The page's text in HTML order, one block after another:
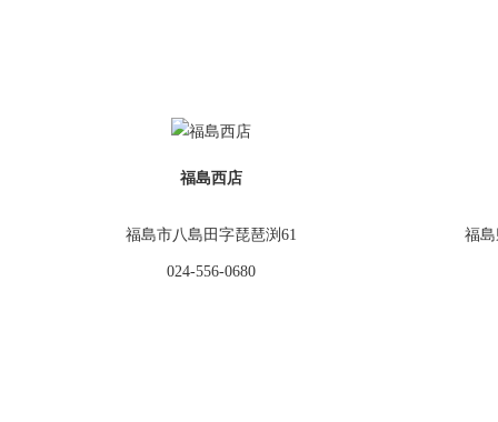
福島西店
福島市八島田字琵琶渕61
024-556-0680
福